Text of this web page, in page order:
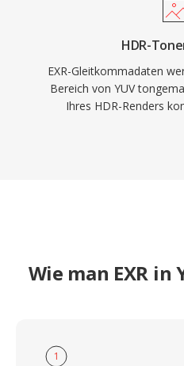
HDR-
EXR-Gleitkommadaten
Bereich von YUV
Ihres HDR-Renders
Wie man EXR
1